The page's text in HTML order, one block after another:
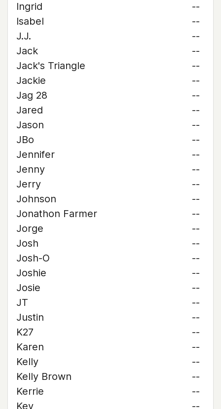
Ingrid
--
Isabel
--
J.J.
--
Jack
--
Jack's Triangle
--
Jackie
--
Jag 28
--
Jared
--
Jason
--
JBo
--
Jennifer
--
Jenny
--
Jerry
--
Johnson
--
Jonathon Farmer
--
Jorge
--
Josh
--
Josh-O
--
Joshie
--
Josie
--
JT
--
Justin
--
K27
--
Karen
--
Kelly
--
Kelly Brown
--
Kerrie
--
Kev
--